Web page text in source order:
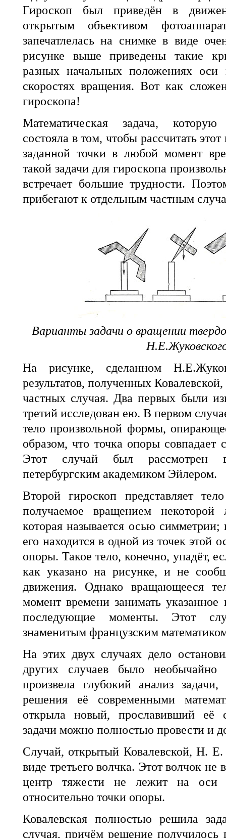
Гироскоп был приведён в
открытым объективом
запечатлелась на снимке в виде
рисунке выше приведены такие
разных начальных положениях
скоростях вращения. Вот как
гироскопа!
Математическая задача,
состояла в том, чтобы рассчитать
заданной точки в любой момент
такой задачи для гироскопа
встречает большие трудности.
прибегают к отдельным частным
Варианты задачи о вращении
На рисунке, сделанном
результатов, полученных
частных случая. Два первых были
третий исследован ею. В первом
тело произвольной формы,
образом, что точка опоры совпадает
Этот случай был рассмотрен
петербургским академиком Эйлером.
Второй гироскоп представляет
получаемое вращением
которая называется осью
его находится в одной из точек этой
опоры. Такое тело, конечно, упадёт,
как указано на рисунке, и не
движения. Однако вращающееся
момент времени занимать
последующие моменты. Этот
знаменитым французским
На этих двух случаях дело
других случаев было необычайно
произвела глубокий анализ
решения её современными
открыла новый, прославивший её
задачи можно полностью провести и
Случай, открытый Ковалевской, Н.
виде третьего волчка. Этот волчок не
центр тяжести не лежит на оси
относительно точки опоры.
Ковалевская полностью решила
случая, причём решение получилось